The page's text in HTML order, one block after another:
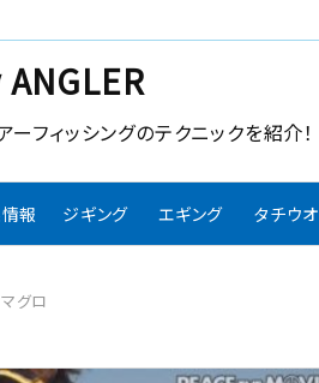
フィッシングのテクニックを紹介！
報 ジギング エギング タチウオ
グロ